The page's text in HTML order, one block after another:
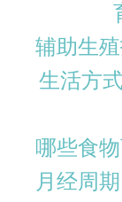
辅助生
生活方
哪些食
月经周